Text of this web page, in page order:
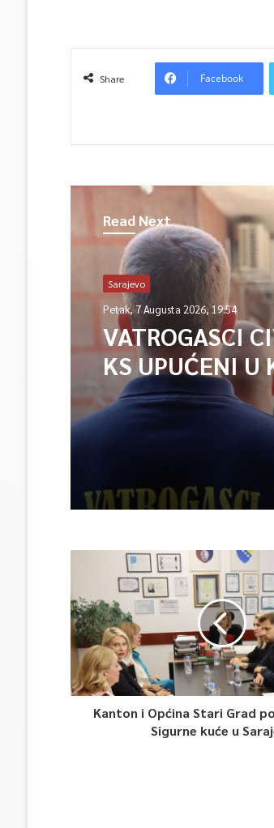
Share Facebook
Read Next
Sarajevo
Petak, 7 Augusta 2026, 19:54
VATROGASCI
KS UPUĆENI U
ISPOMOĆ U
Kanton i Općina Stari Grad
Sigurne kuće u